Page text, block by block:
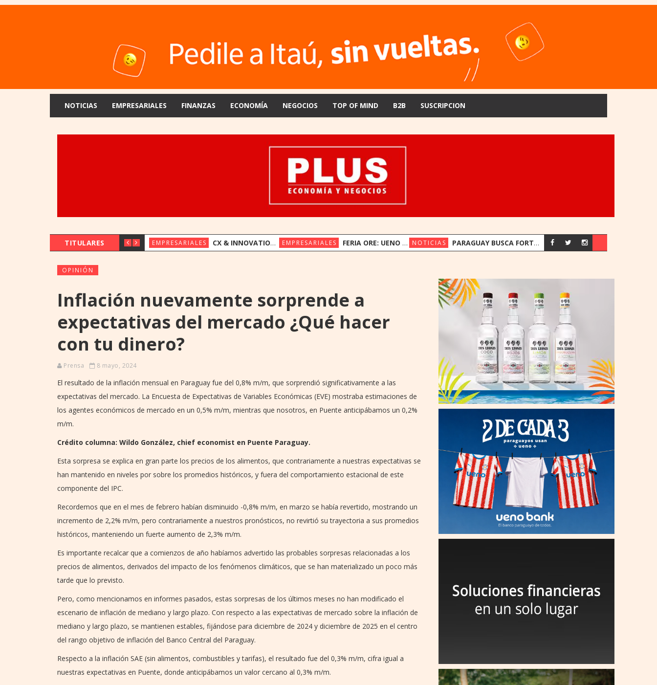
NOTICIAS EMPRESARIALES FINANZAS ECONOMÍA NEGOCIOS TOP OF MIND B2B SUSCRIPCION
TITULARES EMPRESARIALES CX & INNOVATION CONGRESS REÚNE A LÍDERES REGIONALES PARA EXPLORAR LA NUEVA ERA DE LA EXPERIENCIA DEL CLIENTE EMPRESARIALES FERIA ORE: UENO BANK APUESTA POR LA CULTURA INDÍGENA Y EL COMERCIO JUSTO NOTICIAS PARAGUAY BUSCA FORTALECER SU ESTRATEGIA ENERGÉTICA ANTE EL CRECIMIENTO DE LA DEMANDA
OPINIÓN
Inflación nuevamente sorprende a
expectativas del mercado ¿Qué hacer
con tu dinero?
Prensa 8 mayo, 2024
El resultado de la inflación mensual en Paraguay fue del 0,8% m/m, que sorprendió significativamente a las
expectativas del mercado. La Encuesta de Expectativas de Variables Económicas (EVE) mostraba estimaciones de
los agentes económicos de mercado en un 0,5% m/m, mientras que nosotros, en Puente anticipábamos un 0,2%
m/m.
Crédito columna: Wildo González, chief economist en Puente Paraguay.
Esta sorpresa se explica en gran parte los precios de los alimentos, que contrariamente a nuestras expectativas se
han mantenido en niveles por sobre los promedios históricos, y fuera del comportamiento estacional de este
componente del IPC.
Recordemos que en el mes de febrero habían disminuido -0,8% m/m, en marzo se había revertido, mostrando un
incremento de 2,2% m/m, pero contrariamente a nuestros pronósticos, no revirtió su trayectoria a sus promedios
históricos, manteniendo un fuerte aumento de 2,3% m/m.
Es importante recalcar que a comienzos de año habíamos advertido las probables sorpresas relacionadas a los
precios de alimentos, derivados del impacto de los fenómenos climáticos, que se han materializado un poco más
tarde que lo previsto.
Pero, como mencionamos en informes pasados, estas sorpresas de los últimos meses no han modificado el
escenario de inflación de mediano y largo plazo. Con respecto a las expectativas de mercado sobre la inflación de
mediano y largo plazo, se mantienen estables, fijándose para diciembre de 2024 y diciembre de 2025 en el centro
del rango objetivo de inflación del Banco Central del Paraguay.
Respecto a la inflación SAE (sin alimentos, combustibles y tarifas), el resultado fue del 0,3% m/m, cifra igual a
nuestras expectativas en Puente, donde anticipábamos un valor cercano al 0,3% m/m.